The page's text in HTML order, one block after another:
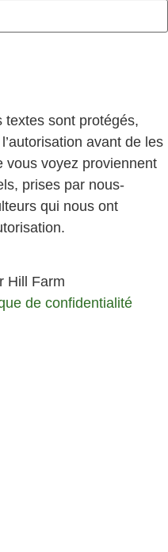
textes sont protégés,
avant de les
vous voyez proviennent
prises par nous-
qui nous ont
Hill Farm
de confidentialité